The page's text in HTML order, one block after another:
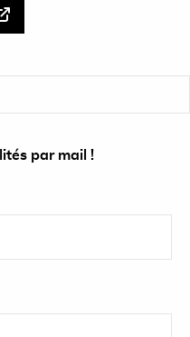
par mail !